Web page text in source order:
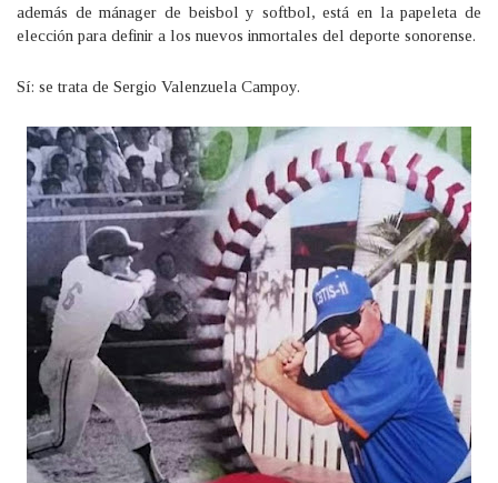
además de mánager de beisbol y softbol, está en la papeleta de
elección para definir a los nuevos inmortales del deporte sonorense.
Sí: se trata de Sergio Valenzuela Campoy.